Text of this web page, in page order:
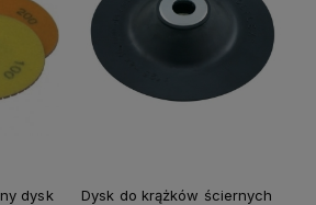
dysk
Dysk do krążków ściernych